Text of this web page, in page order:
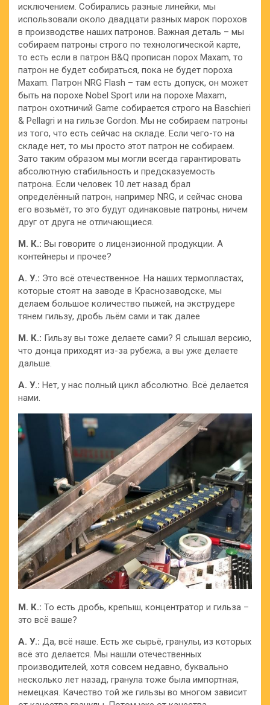
исключением. Собирались разные линейки, мы
использовали около двадцати разных марок порохов
в производстве наших патронов. Важная деталь – мы
собираем патроны строго по технологической карте,
то есть если в патрон B&Q прописан порох Maxam, то
патрон не будет собираться, пока не будет пороха
Maxam. Патрон NRG Flash – там есть допуск, он может
быть на порохе Nobel Sport или на порохе Maxam,
патрон охотничий Game собирается строго на Baschieri
& Pellagri и на гильзе Gordon. Мы не собираем патроны
из того, что есть сейчас на складе. Если чего-то на
складе нет, то мы просто этот патрон не собираем.
Зато таким образом мы могли всегда гарантировать
абсолютную стабильность и предсказуемость
патрона. Если человек 10 лет назад брал
определённый патрон, например NRG, и сейчас снова
его возьмёт, то это будут одинаковые патроны, ничем
друг от друга не отличающиеся.
М. К.: Вы говорите о лицензионной продукции. А
контейнеры и прочее?
А. У.: Это всё отечественное. На наших термопластах,
которые стоят на заводе в Краснозаводске, мы
делаем большое количество пыжей, на экструдере
тянем гильзу, дробь льём сами и так далее
М. К.: Гильзу вы тоже делаете сами? Я слышал версию,
что донца приходят из-за рубежа, а вы уже делаете
дальше.
А. У.: Нет, у нас полный цикл абсолютно. Всё делается
нами.
М. К.: То есть дробь, крепыш, концентратор и гильза –
это всё ваше?
А. У.: Да, всё наше. Есть же сырьё, гранулы, из которых
всё это делается. Мы нашли отечественных
производителей, хотя совсем недавно, буквально
несколько лет назад, гранула тоже была импортная,
немецкая. Качество той же гильзы во многом зависит